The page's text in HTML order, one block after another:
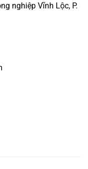
nghiệp Vĩnh Lộc, P.